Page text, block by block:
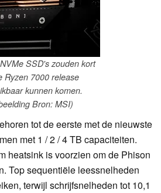
SSD's zouden kort
Ryzen 7000 release
kunnen komen.
Bron: MSI)
tot de eerste met de nieuwste
met 1 / 2 / 4 TB capaciteiten.
heatsink is voorzien om de Phison
Top sequentiële leessnelheden
terwijl schrijfsnelheden tot 10,1